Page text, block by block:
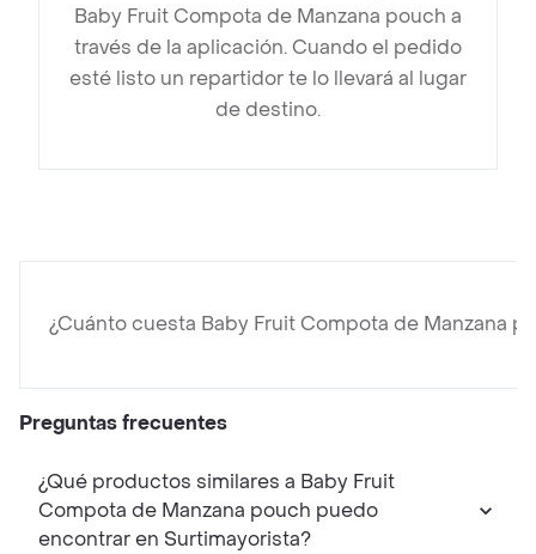
Baby Fruit Compota de Manzana pouch a
través de la aplicación. Cuando el pedido
esté listo un repartidor te lo llevará al lugar
de destino.
¿Cuánto cuesta Baby Fruit Compota de Manzana
Preguntas frecuentes
¿Qué productos similares a Baby Fruit
Compota de Manzana pouch puedo
encontrar en Surtimayorista?